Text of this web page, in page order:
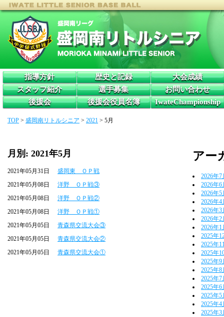
指導方針 歴史と記録
大会成績
スタッフ紹介
選手募集
お問い合わせ
後援会
後援会役員名簿 IwateChampionship
TOP > 盛岡南リトルシニア > 2021 > 5月
月別: 2021年5月
2021年05月31日
盛岡東 ＯＰ戦
2021年05月08日
洋野 ＯＰ戦③
2021年05月08日
洋野 ＯＰ戦②
2021年05月08日
洋野 ＯＰ戦①
2021年05月05日
青森県交流大会③
2021年05月05日
青森県交流大会②
2021年05月05日
青森県交流大会①
アー
2026年7
2026年6
2026年5
2026年4
2026年3
2026年2
2026年1
2025年
2025年
2025年
2025年9
2025年8
2025年7
2025年6
2025年5
2025年4
2025年3